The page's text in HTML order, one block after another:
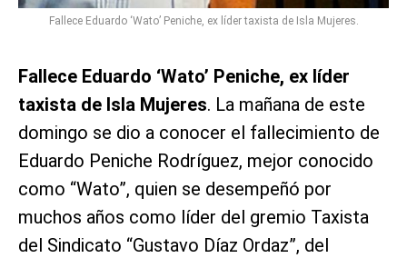
Fallece Eduardo ‘Wato’ Peniche, ex líder taxista de Isla Mujeres.
Fallece Eduardo ‘Wato’ Peniche, ex líder
taxista de Isla Mujeres. La mañana de este
domingo se dio a conocer el fallecimiento de
Eduardo Peniche Rodríguez, mejor conocido
como “Wato”, quien se desempeñó por
muchos años como líder del gremio Taxista
del Sindicato “Gustavo Díaz Ordaz”, del